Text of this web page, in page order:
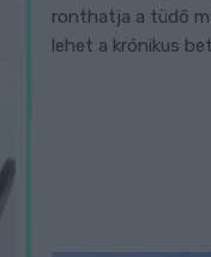
ronthatja a tüdő
lehet a krónikus